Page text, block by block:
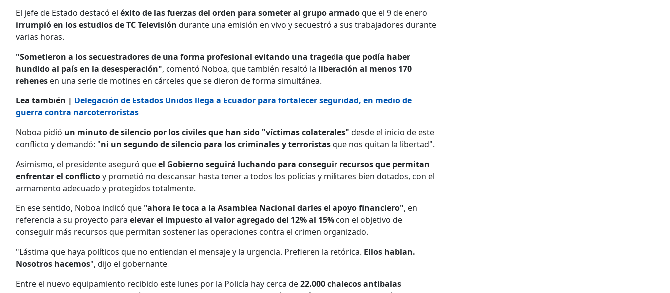
El jefe de Estado destacó el éxito de las fuerzas del orden para someter al grupo armadoque el 9 de enero
irrumpió en los estudios de TC Televisión durante una emisión en vivo y secuestró a sus trabajadores durante
varias horas.
"Sometieron a los secuestradores de una forma profesional evitando una tragedia que podía haber
hundido al país en la desesperación", comentó Noboa, que también resaltó la liberación al menos 170
rehenes en una serie de motines en cárceles que se dieron de forma simultánea.
Lea también | Delegación de Estados Unidos llega a Ecuador para fortalecer seguridad, en medio de
guerra contra narcoterroristas
Noboa pidió un minuto de silencio por los civiles que han sido "víctimas colaterales" desde el inicio de este
conflicto y demandó: "ni un segundo de silencio para los criminales y terroristasque nos quitan la libertad".
Asimismo, el presidente aseguró queel Gobierno seguirá luchando para conseguir recursos que permitan
enfrentar el conflictoy prometió no descansar hasta tener a todos los policías y militares bien dotados, con el
armamento adecuado y protegidos totalmente.
En ese sentido, Noboa indicó que "ahora le toca a la Asamblea Nacional darles el apoyo financiero", en
referencia a su proyecto para elevar el impuesto al valor agregado del 12% al 15% con el objetivo de
conseguir más recursos que permitan sostener las operaciones contra el crimen organizado.
"Lástima que haya políticos que no entiendan el mensaje y la urgencia. Prefieren la retórica. Ellos hablan.
Nosotros hacemos", dijo el gobernante.
Entre el nuevo equipamiento recibido este lunes por la Policía hay cerca de22.000 chalecos antibalas